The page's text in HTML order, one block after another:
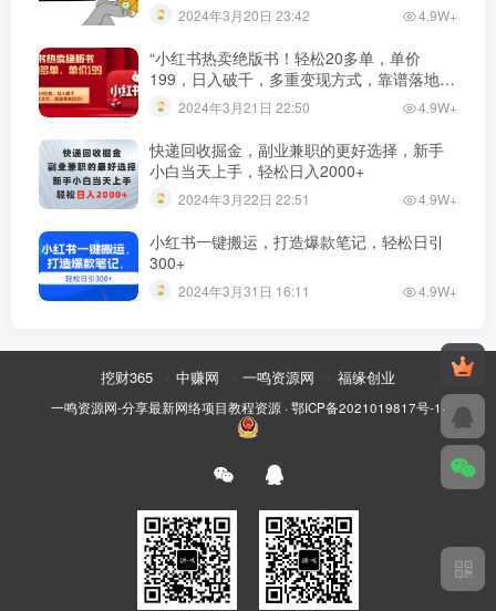
2024年3月20日 23:42 4.9W+
“小红书热卖绝版书！轻松20多单，单价
199，日入破千，多重变现方式，靠谱落地项
目！”2024年3月21日 22:50 4.9W+
快递回收掘金，副业兼职的更好选择，新手
小白当天上手，轻松日入2000+
2024年3月22日 22:51 4.9W+
小红书一键搬运，打造爆款笔记，轻松日引
300+
2024年3月31日 16:11 4.9W+
挖财365 中赚网 一鸣资源网 福缘创业
一鸣资源网-分享最新网络项目教程资源 · 鄂ICP备2021019817号-1 ·